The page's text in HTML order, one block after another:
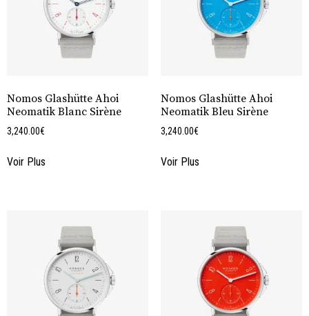
Nomos Glashütte Ahoi
Neomatik Blanc Sirène
3,240.00€
Voir Plus
Nomos Glashütte Ahoi
Neomatik Bleu Sirène
3,240.00€
Voir Plus